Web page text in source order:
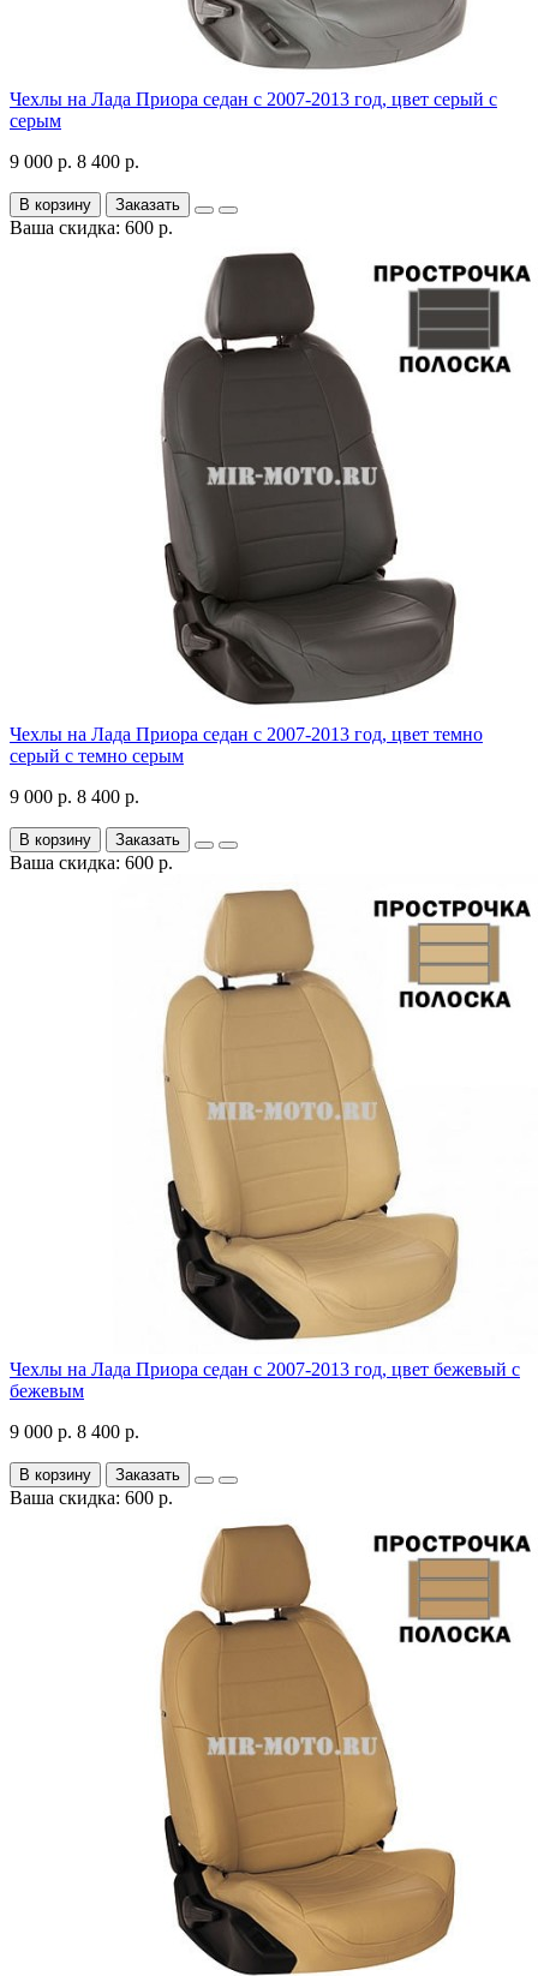
Чехлы на Лада Приора седан с 2007-2013 год, цвет серый с
серым
9 000 р. 8 400 р.
В корзину Заказать
Ваша скидка: 600 р.
Чехлы на Лада Приора седан с 2007-2013 год, цвет темно
серый с темно серым
9 000 р. 8 400 р.
В корзину Заказать
Ваша скидка: 600 р.
Чехлы на Лада Приора седан с 2007-2013 год, цвет бежевый с
бежевым
9 000 р. 8 400 р.
В корзину Заказать
Ваша скидка: 600 р.